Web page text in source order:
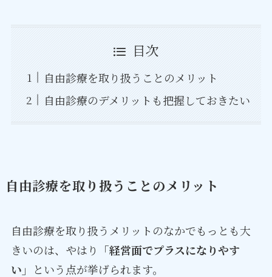
目次
自由診療を取り扱うことのメリット
自由診療のデメリットも把握しておきたい
自由診療を取り扱うことのメリット
自由診療を取り扱うメリットのなかでもっとも大
きいのは、やはり
「経営面でプラスになりやす
い」
という点が挙げられます。